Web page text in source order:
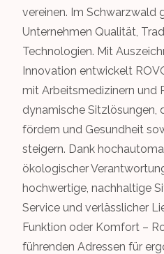
vereinen. Im Schwarzwald
Unternehmen Qualität,
Technologien. Mit
Innovation entwickelt
mit Arbeitsmedizinern und
dynamische Sitzlösungen,
fördern und Gesundheit
steigern. Dank
ökologischer
hochwertige, nachhaltige
Service und verlässlicher
Funktion oder Komfort –
führenden Adressen für